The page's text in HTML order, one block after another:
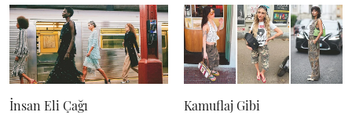
İnsan Eli Çağı Kamuflaj Gibi